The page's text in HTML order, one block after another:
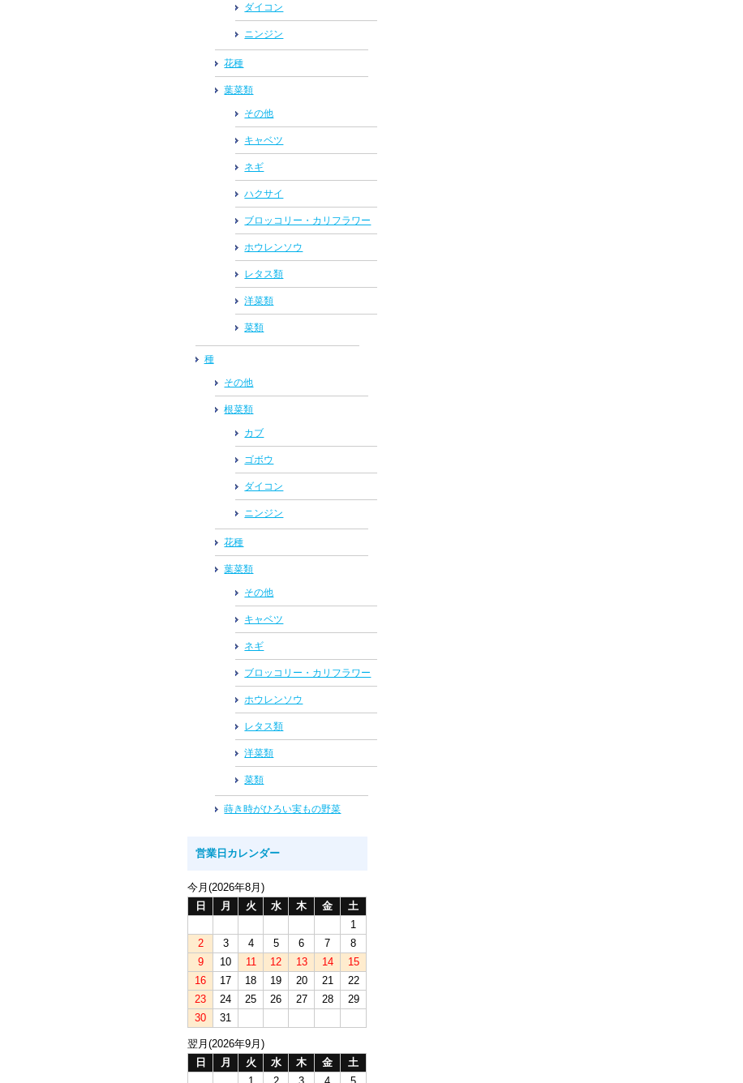
ダイコン
ニンジン
花種
葉菜類
その他
キャベツ
ネギ
ハクサイ
ブロッコリー・カリフラワー
ホウレンソウ
レタス類
洋菜類
菜類
種
その他
根菜類
カブ
ゴボウ
ダイコン
ニンジン
花種
葉菜類
その他
キャベツ
ネギ
ブロッコリー・カリフラワー
ホウレンソウ
レタス類
洋菜類
菜類
蒔き時がひろい実もの野菜
営業日カレンダー
今月(2026年8月)
日
月 火 水 木 金
土
1
2
3 4 5 6 7
8
9
10 11 12 13 14
15
16
17 18 19 20 21
22
23
24 25 26 27 28
29
30
31
翌月(2026年9月)
日
月 火 水 木 金
土